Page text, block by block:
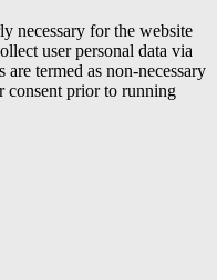
necessary for the website
user personal data via
are termed as non-necessary
consent prior to running